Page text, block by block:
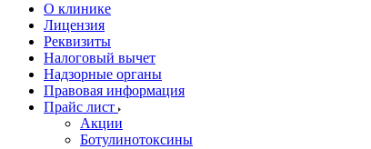
О клинике
Лицензия
Реквизиты
Налоговый вычет
Надзорные органы
Правовая информация
Прайс лист
Акции
Ботулинотоксины